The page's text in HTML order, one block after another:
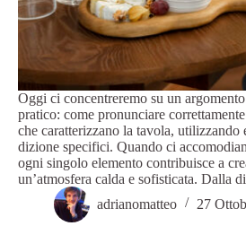
Oggi ci concentreremo su un
pratico: come pronunciare
che caratterizzano la tavola, utilizzando
dizione specifici. Quando ci
ogni singolo elemento contribuisce a
un’atmosfera calda e sofisticata. Dalla
adrianomatteo
27